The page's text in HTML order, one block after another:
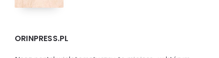
ORINPRESS.PL